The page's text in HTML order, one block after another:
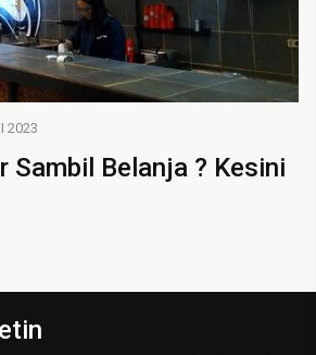
2023
Sambil Belanja ? Kesini